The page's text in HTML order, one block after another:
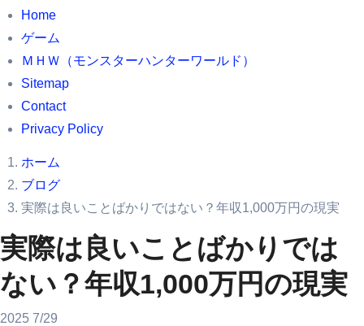
Home
ゲーム
ＭＨＷ（モンスターハンターワールド）
Sitemap
Contact
Privacy Policy
ホーム
ブログ
実際は良いことばかりではない？年収1,000万円の現実
実際は良いことばかりでは
ない？年収1,000万円の現実
2025 7/29